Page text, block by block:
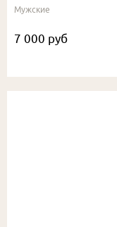
Мужские
7 000 руб